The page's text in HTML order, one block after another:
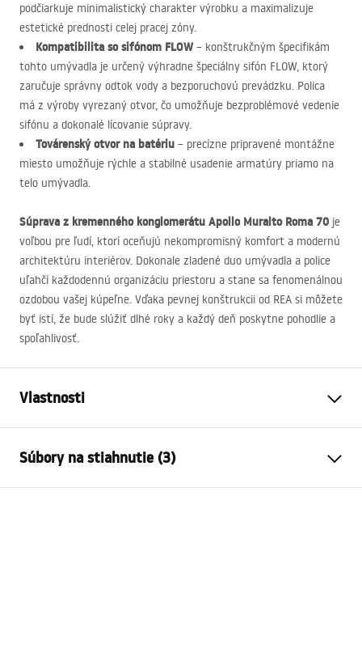
podčiarkuje minimalistický charakter výrobku a maximalizuje
estetické prednosti celej pracej zóny.
Kompatibilita so sifónom FLOW– konštrukčným špecifikám
tohto umývadla je určený výhradne špeciálny sifón FLOW, ktorý
zaručuje správny odtok vody a bezporuchovú prevádzku. Polica
má z výroby vyrezaný otvor, čo umožňuje bezproblémové vedenie
sifónu a dokonalé lícovanie súpravy.
Továrenský otvor na batériu – precízne pripravené montážne
miesto umožňuje rýchle a stabilné usadenie armatúry priamo na
telo umývadla.
Súprava z kremenného konglomerátu Apollo Muralto Roma 70 je
voľbou pre ľudí, ktorí oceňujú nekompromisný komfort a modernú
architektúru interiérov. Dokonale zladené duo umývadla a police
uľahčí každodennú organizáciu priestoru a stane sa fenomenálnou
ozdobou vašej kúpeľne. Vďaka pevnej konštrukcii od REA si môžete
byť istí, že bude slúžiť dlhé roky a každý deň poskytne pohodlie a
spoľahlivosť.
Vlastnosti
Materiál
Farba
Imitácia kameňa, Sivá, Vzor
Súbory na stiahnutie (3)